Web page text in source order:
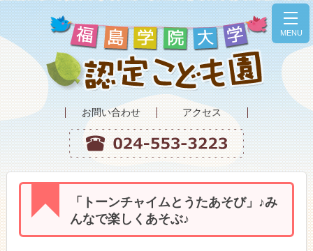
お問い合わせ アクセス
「トーンチャイムとうたあそび」♪み
んなで楽しくあそぶ♪
MENU